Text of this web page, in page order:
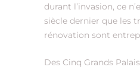
durant l’invasion, ce
siècle dernier que les
rénovation sont
Des Cinq Grands